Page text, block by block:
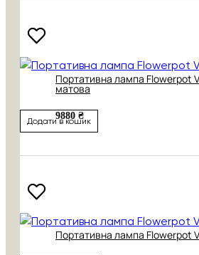
Портативна лампа Flowerpot
матова
9880 ₴
Додати в кошик
Портативна лампа Flowerpot